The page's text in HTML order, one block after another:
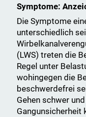
Symptome:
Die Symptome
unterschiedlich
(LWS) treten die
Regel unter
wohingegen die
beschwerdefrei
Gehen schwer
Gangunsicherheit